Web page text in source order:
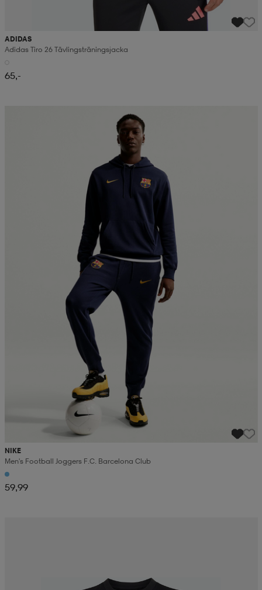
ADIDAS
Adidas Tiro 26 Tävlingsträningsjacka
65,-
NIKE
Men's Football Joggers F.c. Barcelona Club
59,99